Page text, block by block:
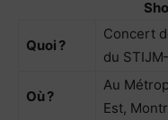
Quoi ?
Concert
du
Où ?
Au
Est,